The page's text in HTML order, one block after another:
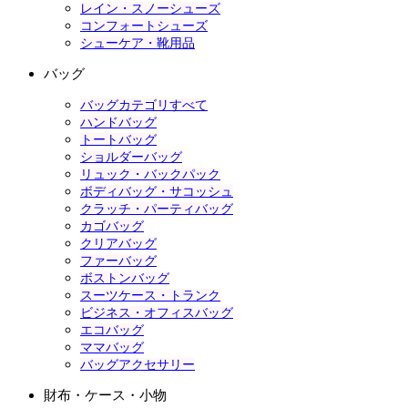
レイン・スノーシューズ
コンフォートシューズ
シューケア・靴用品
バッグ
バッグカテゴリすべて
ハンドバッグ
トートバッグ
ショルダーバッグ
リュック・バックパック
ボディバッグ・サコッシュ
クラッチ・パーティバッグ
カゴバッグ
クリアバッグ
ファーバッグ
ボストンバッグ
スーツケース・トランク
ビジネス・オフィスバッグ
エコバッグ
ママバッグ
バッグアクセサリー
財布・ケース・小物